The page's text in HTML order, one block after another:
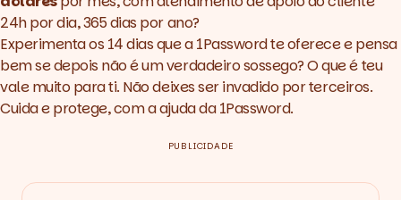
24h por dia, 365 dias por ano?
Experimenta os 14 dias que a1Passwordte oferece e pensa
bem se depois não é um verdadeiro sossego? O que é teu
vale muito para ti. Não deixes ser invadido por terceiros.
Cuida e protege, com a ajuda da 1Password.
PUBLICIDADE